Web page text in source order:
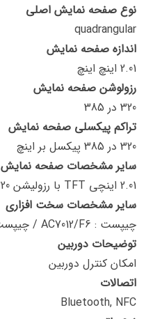
نوع صفحه نمایش اصلی
quadrangular
اندازه صفحه نمایش
2.01 اینچ اینچ
رزولوشن صفحه نمایش
320 در 385
تراکم پیکسلی صفحه نمایش
320 در 385 پیکسل بر اینچ
سایر مشخصات صفحه نمایش
2.01 اینچی TFT با رزولیشن 320 در 385
سایر مشخصات سخت افزاری
چیپست : AC7012/F6 / چیپست سنسورها : LC11S
توضیحات دوربین
امکان کنترل دوربین
اتصالات
Bluetooth, NFC